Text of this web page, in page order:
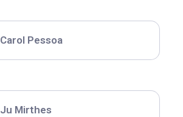
Carol Pessoa
Ju Mirthes